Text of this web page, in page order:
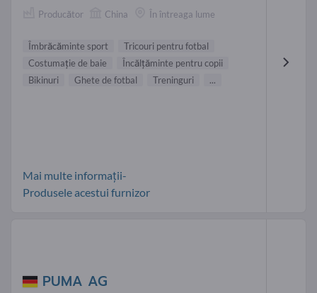
Producător China În întreaga lume
Îmbrăcăminte sport
Tricouri pentru fotbal
Costumaţie de baie
Încălţăminte pentru copii
Bikinuri
Ghete de fotbal Treninguri ...
Mai multe informații-
Produsele acestui furnizor
PUMA AG